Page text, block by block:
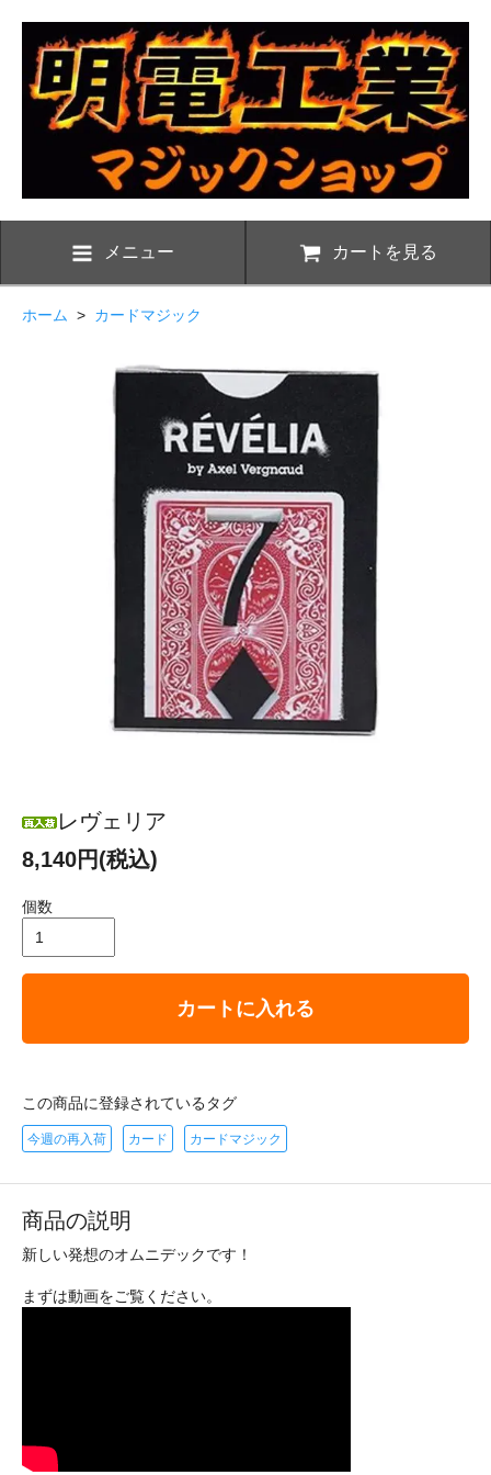
メニュー カートを見る
ホーム > カードマジック
レヴェリア
8,140円(税込)
個数
カートに入れる
この商品に登録されているタグ
今週の再入荷 カード カードマジック
商品の説明
新しい発想のオムニデックです！
まずは動画をご覧ください。